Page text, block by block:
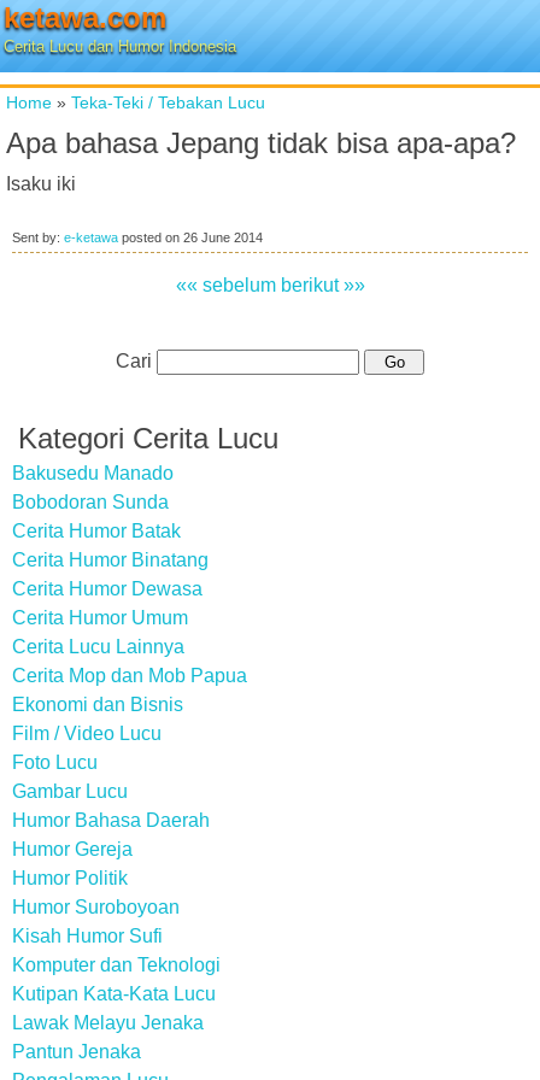
ketawa.com
Cerita Lucu dan Humor Indonesia
Home » Teka-Teki / Tebakan Lucu
Apa bahasa Jepang tidak bisa apa-apa?
Isaku iki
Sent by: e-ketawa posted on 26 June 2014
«« sebelum berikut »»
Cari
Kategori Cerita Lucu
Bakusedu Manado
Bobodoran Sunda
Cerita Humor Batak
Cerita Humor Binatang
Cerita Humor Dewasa
Cerita Humor Umum
Cerita Lucu Lainnya
Cerita Mop dan Mob Papua
Ekonomi dan Bisnis
Film / Video Lucu
Foto Lucu
Gambar Lucu
Humor Bahasa Daerah
Humor Gereja
Humor Politik
Humor Suroboyoan
Kisah Humor Sufi
Komputer dan Teknologi
Kutipan Kata-Kata Lucu
Lawak Melayu Jenaka
Pantun Jenaka